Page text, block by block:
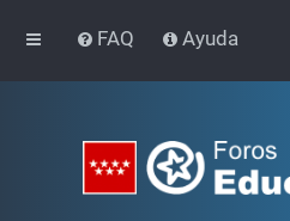
FAQ Ayuda